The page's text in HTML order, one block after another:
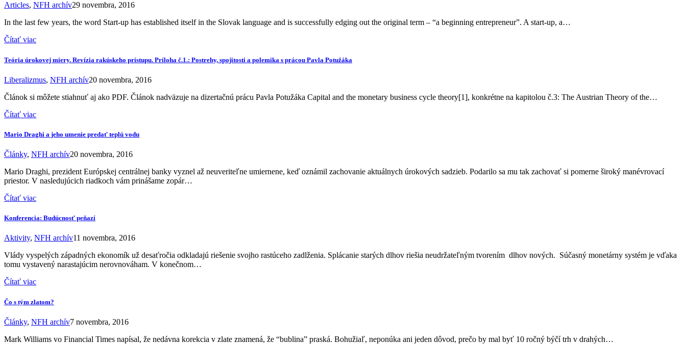
Articles, NFH archív29 novembra, 2016
In the last few years, the word Start-up has established itself in the Slovak language and is successfully edging out the original term – “a beginning entrepreneur”. A start-up, a…
Čítať viac
Teória úrokovej miery. Revízia rakúskeho prístupu. Príloha č.1.: Postrehy, spojitosti a polemika s prácou Pavla Potužáka
Liberalizmus, NFH archív20 novembra, 2016
Článok si môžete stiahnuť aj ako PDF. Článok nadväzuje na dizertačnú prácu Pavla Potužáka Capital and the monetary business cycle theory[1], konkrétne na kapitolou č.3: The Austrian Theory of the…
Čítať viac
Mario Draghi a jeho umenie predať teplú vodu
Články, NFH archív20 novembra, 2016
Mario Draghi, prezident Európskej centrálnej banky vyznel až neuveriteľne umiernene, keď oznámil zachovanie aktuálnych úrokových sadzieb. Podarilo sa mu tak zachovať si pomerne široký manévrovací
priestor. V nasledujúcich riadkoch vám prinášame zopár…
Čítať viac
Konferencia: Budúcnosť peňazí
Aktivity, NFH archív11 novembra, 2016
Vlády vyspelých západných ekonomík už desaťročia odkladajú riešenie svojho rastúceho zadlženia. Splácanie starých dlhov riešia neudržateľným tvorením dlhov nových. Súčasný monetárny systém je vďaka
tomu vystavený narastajúcim nerovnováham. V konečnom…
Čítať viac
Čo s tým zlatom?
Články, NFH archív7 novembra, 2016
Mark Williams vo Financial Times napísal, že nedávna korekcia v zlate znamená, že “bublina” praská. Bohužiaľ, neponúka ani jeden dôvod, prečo by mal byť 10 ročný býčí trh v drahých…